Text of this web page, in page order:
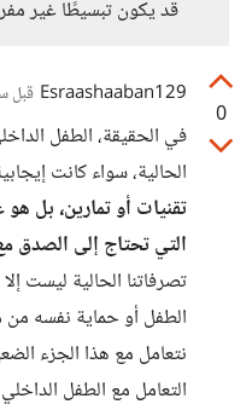
قد يكون تبسيطًا غير
0
Esraashaaban129 قبل
في الحقيقة، الطفل
الحالية، سواء كانت
تقنيات أو تمارين، بل
التي تحتاج إلى الصدق
تصرفاتنا الحالية ليست
الطفل أو حماية نفسه من
نتعامل مع هذا الجزء
التعامل مع الطفل